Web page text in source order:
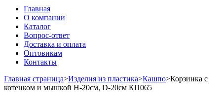
Главная
О компании
Каталог
Вопрос-ответ
Доставка и оплата
Оптовикам
Контакты
Главная страница>Изделия из пластика>Кашпо>Корзинка с
котенком и мышкой H-20см, D-20см КП065